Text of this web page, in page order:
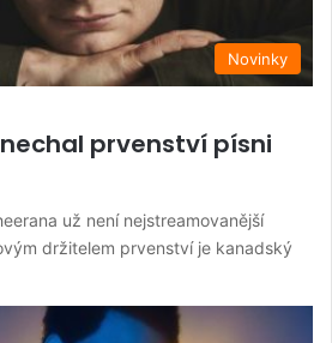
Novinky
prvenství písni
už není nejstreamovanější
držitelem prvenství je kanadský